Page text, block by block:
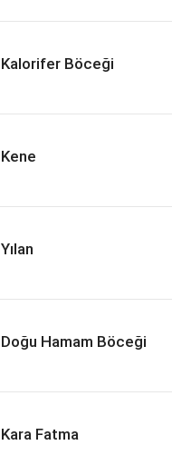
Kalorifer Böceği
Kene
Yılan
Doğu Hamam Böceği
Kara Fatma